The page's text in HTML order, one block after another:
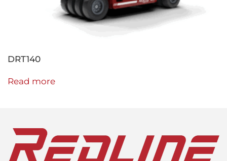
DRT140
Read more